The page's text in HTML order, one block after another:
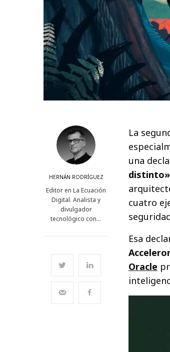
HERNÁN RODRÍGUEZ
Editor en La Ecuación
Digital. Analista y
divulgador
tecnológico con…
La
una
distinto»
cuatro
Esa
Oracle